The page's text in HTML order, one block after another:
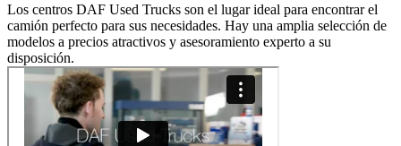
Los centros DAF Used Trucks son el lugar ideal para encontrar el
camión perfecto para sus necesidades. Hay una amplia selección de
modelos a precios atractivos y asesoramiento experto a su
disposición.